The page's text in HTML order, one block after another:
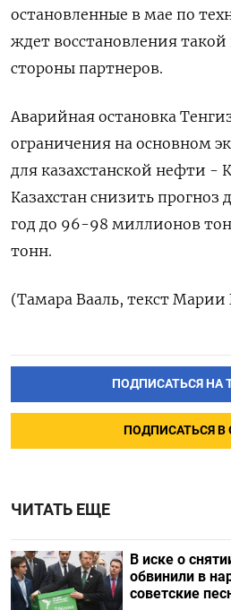
остановленные ‌в мае по
ждет восстановления
стороны партнеров.
Аварийная остановка
ограничения на основном
для казахстанской нефти -
Казахстан ​снизить прогноз
год до 96-98 миллионов
тонн.
(Тамара Вааль, текст Марии
ПОДПИСАТЬСЯ НА
ПОДПИСАТЬСЯ В
ЧИТАТЬ ЕЩЕ
В иске о
обвинили в
советские